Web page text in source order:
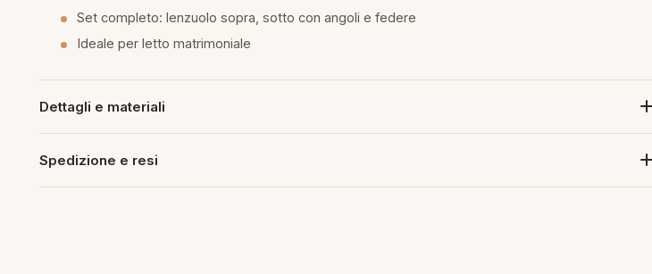
Set completo: lenzuolo sopra, sotto con angoli e federe
Ideale per letto matrimoniale
Dettagli e materiali
Spedizione e resi